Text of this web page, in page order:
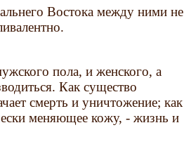
Востока между ними не
пола, и женского, а
Как существо
смерть и уничтожение; как
меняющее кожу, - жизнь и